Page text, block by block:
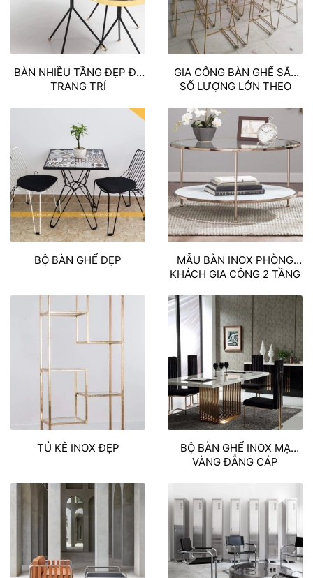
BÀN NHIỀU TẦNG ĐẸP ĐỂ
TRANG TRÍ
GIA CÔNG BÀN GHẾ SẮT
SỐ LƯỢNG LỚN THEO
BỘ BÀN GHẾ ĐẸP
MẪU BÀN INOX PHÒNG
KHÁCH GIA CÔNG 2 TẦNG
TỦ KÊ INOX ĐẸP
BỘ BÀN GHẾ INOX MẠ
VÀNG ĐẲNG CÁP